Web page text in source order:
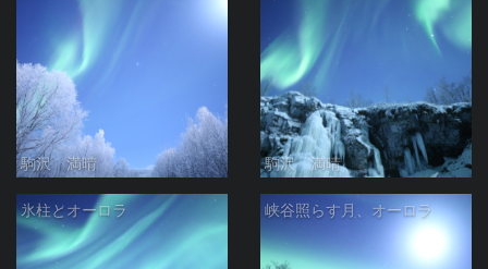
駒沢 満晴 駒沢 満晴
氷柱とオーロラ 峡谷照らす月、オーロラ